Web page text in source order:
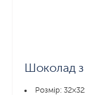
Шоколад
Розмір: